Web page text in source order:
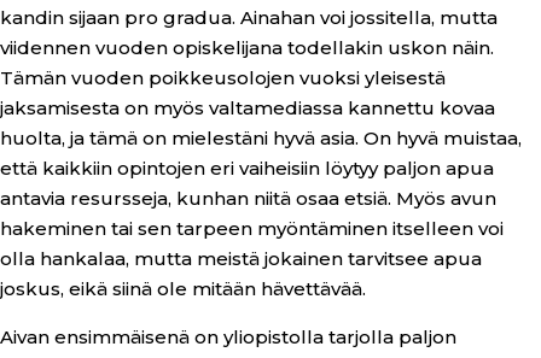
kandin sijaan pro gradua. Ainahan voi jossitella, mutta
viidennen vuoden opiskelijana todellakin uskon näin.
Tämän vuoden poikkeusolojen vuoksi yleisestä
jaksamisesta on myös valtamediassa kannettu kovaa
huolta, ja tämä on mielestäni hyvä asia. On hyvä muistaa,
että kaikkiin opintojen eri vaiheisiin löytyy paljon apua
antavia resursseja, kunhan niitä osaa etsiä. Myös avun
hakeminen tai sen tarpeen myöntäminen itselleen voi
olla hankalaa, mutta meistä jokainen tarvitsee apua
joskus, eikä siinä ole mitään hävettävää.
Aivan ensimmäisenä on yliopistolla tarjolla paljon